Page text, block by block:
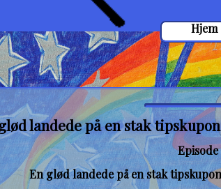
Hjem
landede på en stak
Episode
En glød landede på en stak